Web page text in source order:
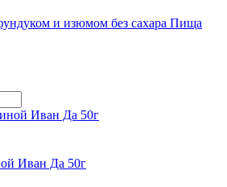
и изюмом без сахара Пища
Иван Да 50г